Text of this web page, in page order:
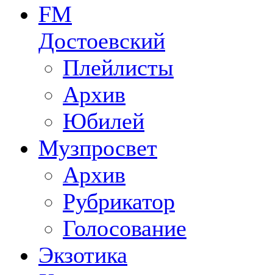
FM
Достоевский
Плейлисты
Архив
Юбилей
Музпросвет
Архив
Рубрикатор
Голосование
Экзотика